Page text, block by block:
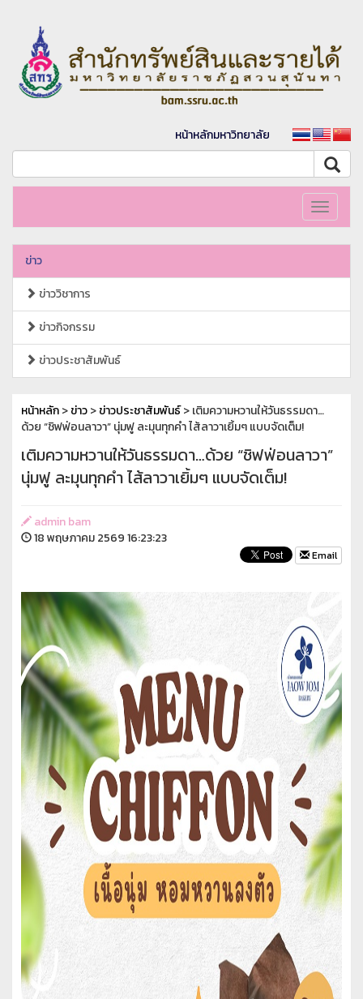
หน้าหลักมหาวิทยาลัย
Toggle
ข่าว
ข่าววิชาการ
ข่าวกิจกรรม
ข่าวประชาสัมพันธ์
หน้าหลัก>ข่าว>ข่าวประชาสัมพันธ์> เติมความหวานให้วันธรรมดา…
ด้วย “ชิฟฟ่อนลาวา” นุ่มฟู ละมุนทุกคำ ไส้ลาวาเยิ้มๆ แบบจัดเต็ม!
เติมความหวานให้วันธรรมดา…ด้วย “ชิฟฟ่อนลาวา”
นุ่มฟู ละมุนทุกคำ ไส้ลาวาเยิ้มๆ แบบจัดเต็ม!
admin bam
18 พฤษภาคม 2569 16:23:23
Email